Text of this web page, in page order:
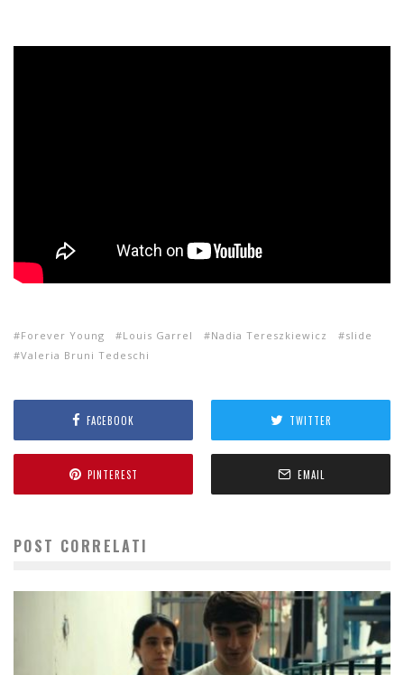
Forever Young Louis Garrel Nadia Tereszkiewicz
slide
Valeria Bruni Tedeschi
FACEBOOK TWITTER
PINTEREST EMAIL
POST CORRELATI